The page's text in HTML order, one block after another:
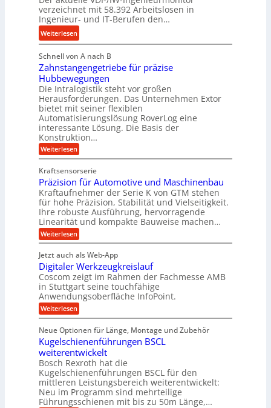
y
d
r
a
l
i
k
i
m
V
e
r
g
e
c
h
n
g
e
b
i
g
e
K
u
g
e
l
g
e
w
i
n
d
e
t
i
e
b
e
f
ü
r
r
a
u
e
U
m
s
s
t
e
g
e
r
t
U
m
s
a
t
u
n
d
A
u
f
t
r
a
g
s
e
i
g
a
n
g
verzeichnet mit 58.392 Arbeitslosen in
Ingenieur- und IT-Berufen den…
Weiterlesen:
M
e
h
r
A
r
b
e
i
t
s
l
o
s
e
,
w
e
n
i
g
e
r
S
t
e
l
l
e
n
Schnell von A nach B
Zahnstangengetriebe für präzise
Hubbewegungen
Die Intralogistik steht vor großen
Herausforderungen. Das Unternehmen Extor
bietet mit seiner flexiblen
Automatisierungslösung RoverLog eine
interessante Lösung. Die Basis der
Konstruktion…
Weiterlesen:
Z
h
n
s
t
a
n
g
e
n
e
t
r
i
e
b
e
f
r
p
r
ä
z
i
s
e
H
Kraftsensorserie
Präzision für Automotive und Maschinenbau
Kraftaufnehmer der Serie K von GTM stehen
für hohe Präzision, Stabilität und Vielseitigkeit.
Ihre robuste Ausführung, hervorragende
Linearität und kompakte Bauweise machen…
Weiterlesen:
P
ä
z
i
s
i
o
n
f
r
A
u
t
o
m
o
t
i
Jetzt auch als Web-App
Digitaler Werkzeugkreislauf
Coscom zeigt im Rahmen der Fachmesse AMB
in Stuttgart seine touchfähige
Anwendungsoberfläche InfoPoint.
Weiterlesen:
D
g
i
t
a
l
e
r
W
e
Neue Optionen für Länge, Montage und Zubehör
Kugelschienenführungen BSCL
weiterentwickelt
Bosch Rexroth hat die
Kugelschienenführungen BSCL für den
mittleren Leistungsbereich weiterentwickelt:
Neu im Programm sind mehrteilige
Führungsschienen mit bis zu 50m Länge,…